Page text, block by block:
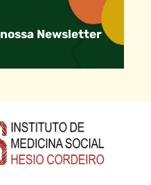
Newsletter